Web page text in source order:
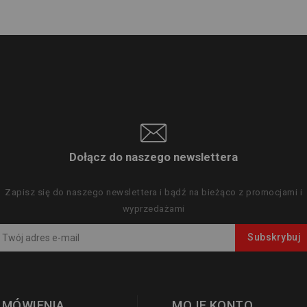
Dołącz do naszego newslettera
Zapisz się do naszego newslettera i bądź na bieżąco z promocjami i
wyprzedażami